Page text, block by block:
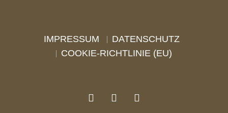
IMPRESSUM
DATENSCHUTZ
COOKIE-RICHTLINIE (EU)